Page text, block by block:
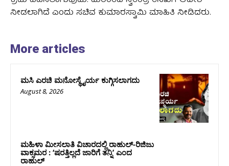
ನೀಡಲಾಗಿದೆ ಎಂದು ಸಚಿವ ಕುಮಾರಸ್ವಾಮಿ ಮಾಹಿತಿ ನೀಡಿದರು.
More articles
ಮಸಿ ಎರಚಿ ಮನೋಸ್ಥೈರ್ಯ ಕುಗ್ಗಿಸಲಾಗದು
August 8, 2026
ಮಹಿಳಾ ಮೀಸಲಾತಿ ವಿಚಾರದಲ್ಲಿ ರಾಹುಲ್‌-ರಿಜಿಜು
ವಾಕ್ಸಮರ : ‘ಷರತ್ತಿಲ್ಲದೆ ಜಾರಿಗೆ ತನ್ನಿ’ ಎಂದ
ರಾಹುಲ್‌